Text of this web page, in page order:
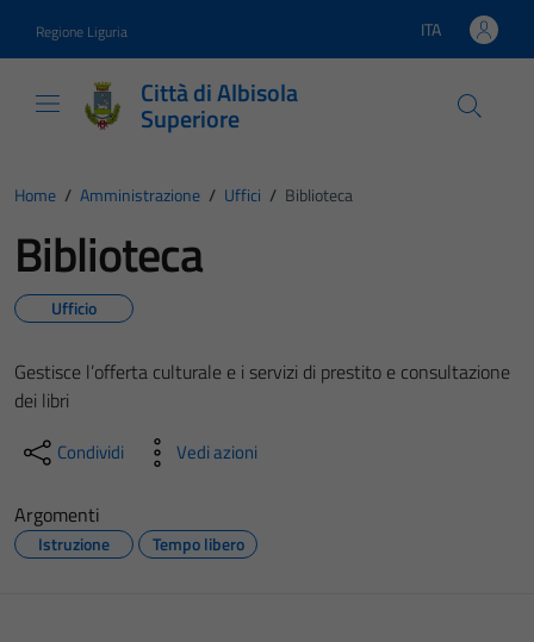
Regione Liguria Lingua attiva:
ITA
Città di Albisola
Superiore
Home / Amministrazione / Uffici / Biblioteca
Biblioteca
Ufficio
Gestisce l’offerta culturale e i servizi di prestito e consultazione
dei libri
Condividi Vedi azioni
Argomenti
Istruzione Tempo libero